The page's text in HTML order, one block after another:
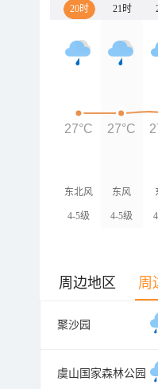
20时 21时
东北风
4-5级
东风
4-5级
27°C 27°C
周边地区 周
聚沙园
虞山国家森林公园